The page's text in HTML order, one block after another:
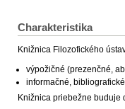
Charakteristika
Knižnica Filozofického
výpožičné (prezenčné,
informačné,
Knižnica priebežne buduje